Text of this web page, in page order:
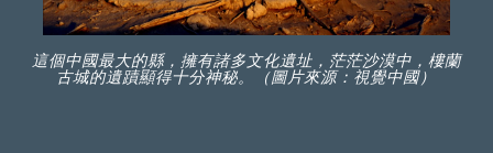
這個中國最大的縣，擁有諸多文化遺址，茫茫沙漠中，樓蘭
古城的遺蹟顯得十分神秘。（圖片來源：視覺中國）